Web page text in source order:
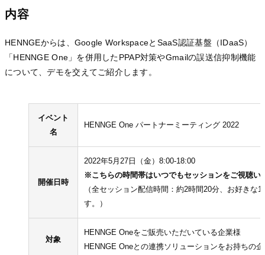
内容
HENNGEからは、Google WorkspaceとSaaS認証基盤（IDaaS）
「HENNGE One」を併用したPPAP対策やGmailの誤送信抑制機能
について、デモを交えてご紹介します。
イベント
名
HENNGE One パートナーミーティング 2022
開催日時
2022年5月27日（金）8:00-18:00
※こちらの時間帯はいつでもセッションをご視聴い
（全セッション配信時間：約2時間20分、お好きな
す。）
対象
HENNGE Oneをご販売いただいている企業様
HENNGE Oneとの連携ソリューションをお持ちの